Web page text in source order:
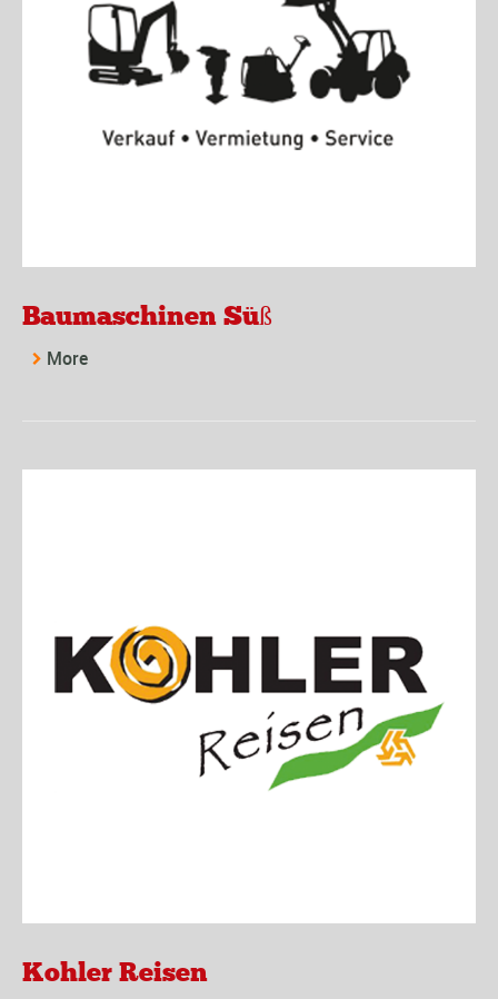
Baumaschinen Süß
More
Kohler Reisen